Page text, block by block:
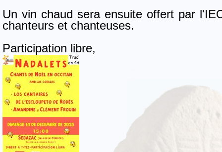
Un vin chaud sera ensuite offert par
chanteurs et chanteuses.
Participation libre,